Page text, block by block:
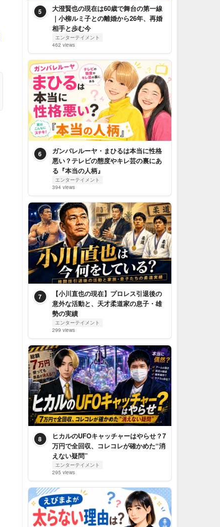
5
大澄賢也の現在は60歳で舞台の第一線
｜小柳ルミ子との離婚から26年、再婚
相手と歩む今
エンターテイメント
462 views
6
ガンバレルーヤ・まひるは本当に性格
悪い？テレビの態度やキレ芸の裏にあ
る『本当の人柄』
エンターテイメント
394 views
7
【小川直也の現在】プロレス引退後の
意外な活動と、天才柔道家の息子・雄
勢の実績
エンターテイメント
299 views
8
ヒカルのUFOキャッチャーはやらせ？7
万円で全回収、コレコレが確かめた“消
えない疑問”
エンターテイメント
295 views